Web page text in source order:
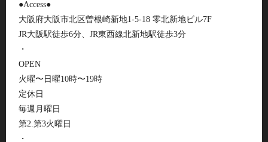
●Access●
大阪府大阪市北区曽根崎新地1-5-18 零北新地ビル7F
JR大阪駅徒歩6分、JR東西線北新地駅徒歩3分
・
OPEN
火曜〜日曜10時〜19時
定休日
毎週月曜日
第2.第3火曜日
・